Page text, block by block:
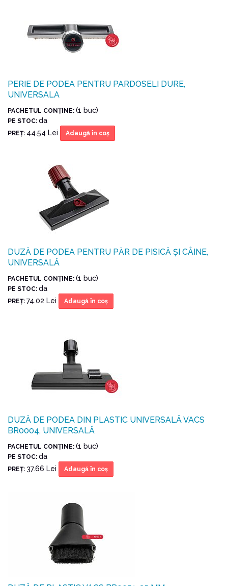
PERIE DE PODEA PENTRU PARDOSELI DURE,
UNIVERSALA
PACHETUL CONŢINE: (1 buc)
PE STOC: da
PREŢ: 44.54 Lei Adaugă în coş
DUZĂ DE PODEA PENTRU PĂR DE PISICĂ ȘI CÂINE,
UNIVERSALĂ
PACHETUL CONŢINE: (1 buc)
PE STOC: da
PREŢ: 74.02 Lei Adaugă în coş
DUZĂ DE PODEA DIN PLASTIC UNIVERSALĂ VACS
BR0004, UNIVERSALĂ
PACHETUL CONŢINE: (1 buc)
PE STOC: da
PREŢ: 37.66 Lei Adaugă în coş